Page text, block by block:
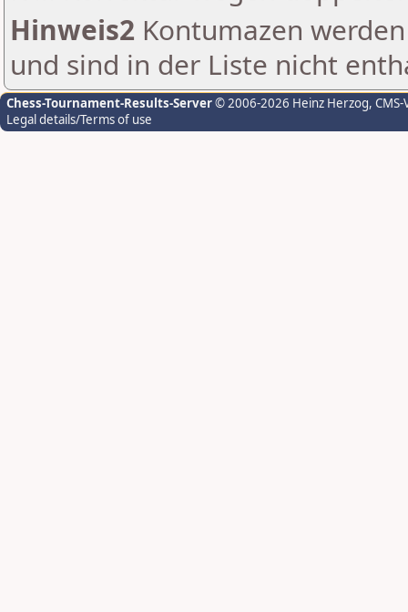
Hinweis2 Kontumazen
und sind in der Liste nicht
Chess-Tournament-Results-Server© 2006-2026 Heinz Herzog,
Legal details/Terms of use